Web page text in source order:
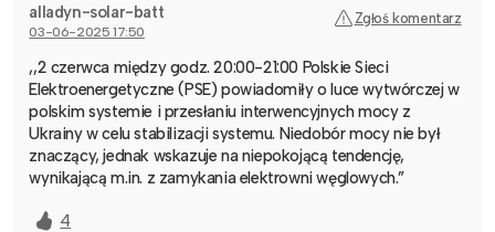
alladyn-solar-batt
03-06-2025 17:50
Zgłoś komentarz
,,2 czerwca między godz. 20:00-21:00 Polskie Sieci
Elektroenergetyczne (PSE) powiadomiły o luce wytwórczej w
polskim systemie i przesłaniu interwencyjnych mocy z
Ukrainy w celu stabilizacji systemu. Niedobór mocy nie był
znaczący, jednak wskazuje na niepokojącą tendencję,
wynikającą m.in. z zamykania elektrowni węglowych.”
4